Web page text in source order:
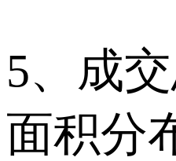
5、成
面积分